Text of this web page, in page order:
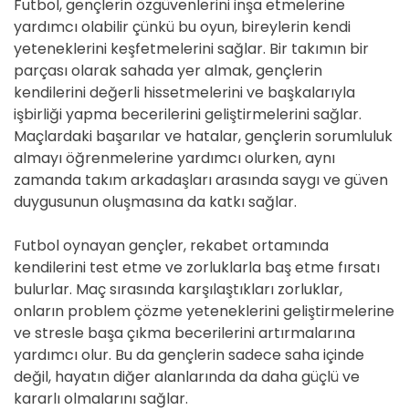
Futbol, gençlerin özgüvenlerini inşa etmelerine
yardımcı olabilir çünkü bu oyun, bireylerin kendi
yeteneklerini keşfetmelerini sağlar. Bir takımın bir
parçası olarak sahada yer almak, gençlerin
kendilerini değerli hissetmelerini ve başkalarıyla
işbirliği yapma becerilerini geliştirmelerini sağlar.
Maçlardaki başarılar ve hatalar, gençlerin sorumluluk
almayı öğrenmelerine yardımcı olurken, aynı
zamanda takım arkadaşları arasında saygı ve güven
duygusunun oluşmasına da katkı sağlar.
Futbol oynayan gençler, rekabet ortamında
kendilerini test etme ve zorluklarla baş etme fırsatı
bulurlar. Maç sırasında karşılaştıkları zorluklar,
onların problem çözme yeteneklerini geliştirmelerine
ve stresle başa çıkma becerilerini artırmalarına
yardımcı olur. Bu da gençlerin sadece saha içinde
değil, hayatın diğer alanlarında da daha güçlü ve
kararlı olmalarını sağlar.